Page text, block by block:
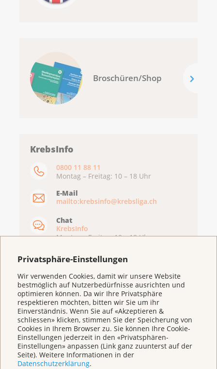
Privatsphäre-Einstellungen
Wir verwenden Cookies, damit wir unsere Website
bestmöglich auf Nutzerbedürfnisse ausrichten und
optimieren können. Da wir Ihre Privatsphäre
respektieren möchten, bitten wir Sie um ihr
Einverständnis. Wenn Sie auf «Akzeptieren &
schliessen» klicken, stimmen Sie der Speicherung von
Cookies in Ihrem Browser zu. Sie können Ihre Cookie-
Einstellungen jederzeit in den «Privatsphären-
Einstellungen» anpassen (Link ganz zuunterst auf der
Seite). Weitere Informationen in der
Datenschutzerklärung.
Broschüren/Shop
KrebsInfo
0800 11 88 11
Montag – Freitag: 10 – 18 Uhr
E-Mail
mailto:krebsinfo@krebsliga.ch
Chat
KrebsInfo
Montag – Freitag: 10 – 18 Uhr
Weitere Themen